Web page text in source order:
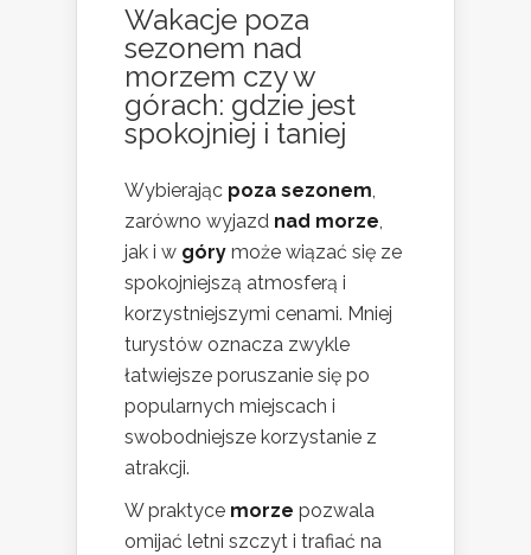
Wakacje poza
sezonem nad
morzem czy w
górach: gdzie jest
spokojniej i taniej
Wybierając poza sezonem,
zarówno wyjazd nad morze,
jak i w góry może wiązać się ze
spokojniejszą atmosferą i
korzystniejszymi cenami. Mniej
turystów oznacza zwykle
łatwiejsze poruszanie się po
popularnych miejscach i
swobodniejsze korzystanie z
atrakcji.
W praktyce morze pozwala
omijać letni szczyt i trafiać na